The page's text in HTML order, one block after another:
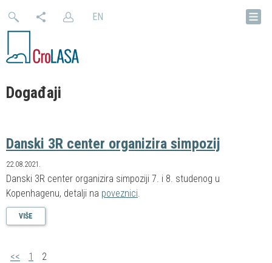
EN
Događaji
Danski 3R center organizira simpozij
22.08.2021.
Danski 3R center organizira simpoziji 7. i 8. studenog u
Kopenhagenu, detalji na poveznici.
VIŠE
<< 1 2